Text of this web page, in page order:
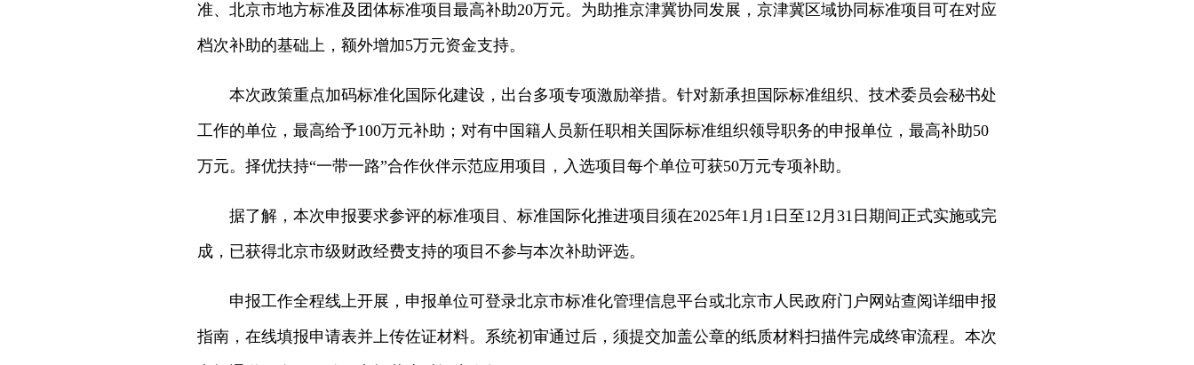
准、北京市地方标准及团体标准项目最高补助20万元。为助推京津冀协同发展，京津冀区域协同标准项目可在对应
档次补助的基础上，额外增加5万元资金支持。
本次政策重点加码标准化国际化建设，出台多项专项激励举措。针对新承担国际标准组织、技术委员会秘书处
工作的单位，最高给予100万元补助；对有中国籍人员新任职相关国际标准组织领导职务的申报单位，最高补助50
万元。择优扶持“一带一路”合作伙伴示范应用项目，入选项目每个单位可获50万元专项补助。
据了解，本次申报要求参评的标准项目、标准国际化推进项目须在2025年1月1日至12月31日期间正式实施或完
成，已获得北京市级财政经费支持的项目不参与本次补助评选。
申报工作全程线上开展，申报单位可登录北京市标准化管理信息平台或北京市人民政府门户网站查阅详细申报
指南，在线填报申请表并上传佐证材料。系统初审通过后，须提交加盖公章的纸质材料扫描件完成终审流程。本次